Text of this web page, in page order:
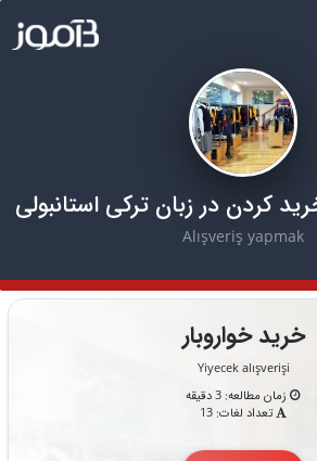
کردن در زبان ترکی استانبولی
Alışveriş yapmak
خرید خوار‌وبار
Yiyecek alışverişi
زمان مطالعه: 3 دقیقه
تعداد لغات: 13